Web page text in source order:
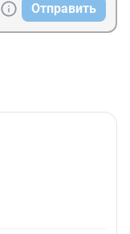
Отправить